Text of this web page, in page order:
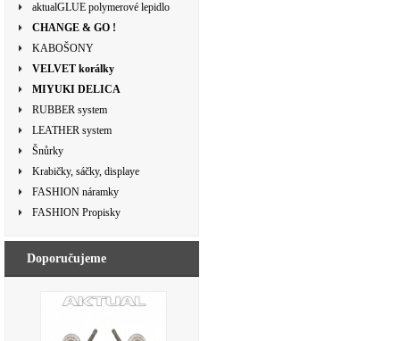
aktualGLUE polymerové lepidlo
CHANGE & GO !
KABOŠONY
VELVET korálky
MIYUKI DELICA
RUBBER system
LEATHER system
Šnůrky
Krabičky, sáčky, displaye
FASHION náramky
FASHION Propisky
Doporučujeme